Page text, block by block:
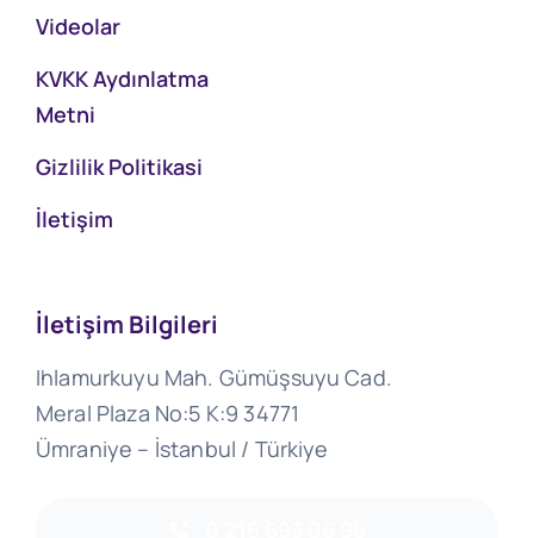
Videolar
KVKK Aydınlatma
Metni
Gizlilik Politikasi
İletişim
İletişim Bilgileri
Ihlamurkuyu Mah. Gümüşsuyu Cad.
Meral Plaza No:5 K:9 34771
Ümraniye – İstanbul / Türkiye